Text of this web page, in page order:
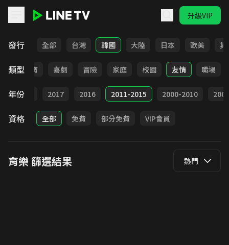
升級VIP
發行 全部 台灣 韓國 大陸 日本 歐美 其
類型教育 喜劇 冒險 家庭 校園 友情 職場
年份
2018 2017 2016 2011-2015 2000-2010
資格 全部 免費 部分免費 VIP會員
育樂篩選結果 熱門